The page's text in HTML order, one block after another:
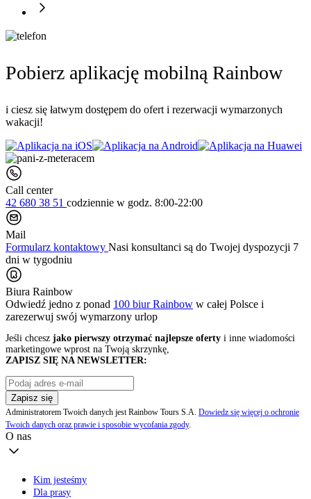
Pobierz aplikację mobilną Rainbow
i ciesz się łatwym dostępem do ofert i rezerwacji wymarzonych
wakacji!
Call center
42 680 38 51 codziennie w godz. 8:00-22:00
Mail
Formularz kontaktowy Nasi konsultanci są do Twojej dyspozycji 7
dni w tygodniu
Biura Rainbow
Odwiedź jedno z ponad 100 biur Rainbow w całej Polsce i
zarezerwuj swój wymarzony urlop
Jeśli chcesz jako pierwszy otrzymać najlepsze oferty i inne wiadomości
marketingowe wprost na Twoją skrzynkę,
ZAPISZ SIĘ NA NEWSLETTER:
Zapisz się
Administratorem Twoich danych jest Rainbow Tours S.A. Dowiedz się więcej o ochronie
Twoich danych oraz prawie i sposobie wycofania zgody.
O nas
Kim jesteśmy
Dla prasy